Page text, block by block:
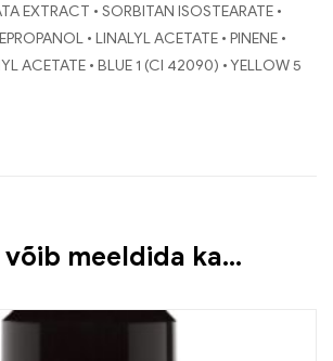
EXTRACT • SORBITAN ISOSTEARATE •
• LINALYL ACETATE • PINENE •
ACETATE • BLUE 1 (CI 42090) • YELLOW 5
võib meeldida ka…